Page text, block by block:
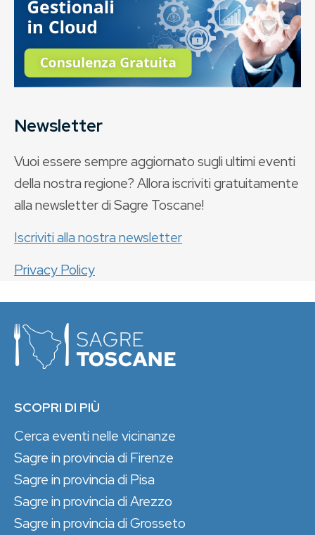
Newsletter
Vuoi essere sempre aggiornato sugli ultimi eventi
della nostra regione? Allora iscriviti gratuitamente
alla newsletter di Sagre Toscane!
Iscriviti alla nostra newsletter
Privacy Policy
SCOPRI DI PIÙ
Cerca eventi nelle vicinanze
Sagre in provincia di Firenze
Sagre in provincia di Pisa
Sagre in provincia di Arezzo
Sagre in provincia di Grosseto